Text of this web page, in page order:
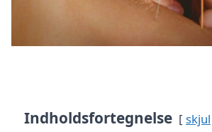
Indholdsfortegnelse skjul